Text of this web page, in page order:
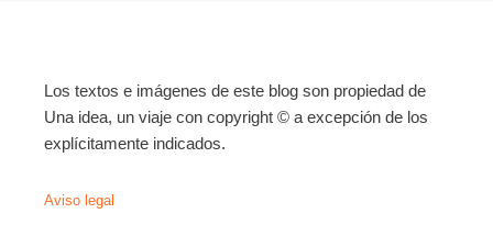
Los textos e imágenes de este blog son propiedad de
Una idea, un viaje con copyright © a excepción de los
explícitamente indicados.
Aviso legal